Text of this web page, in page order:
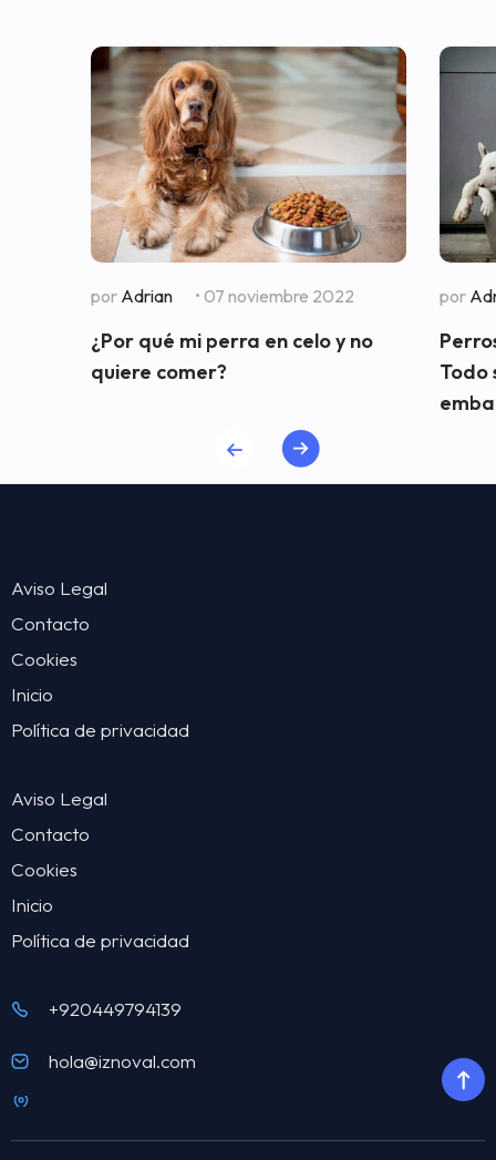
por Adrian • 07 noviembre 2022
¿Por qué mi perra en celo y no
quiere comer?
por
Todo
Aviso Legal
Contacto
Cookies
Inicio
Política de privacidad
Aviso Legal
Contacto
Cookies
Inicio
Política de privacidad
+920449794139
hola@iznoval.com